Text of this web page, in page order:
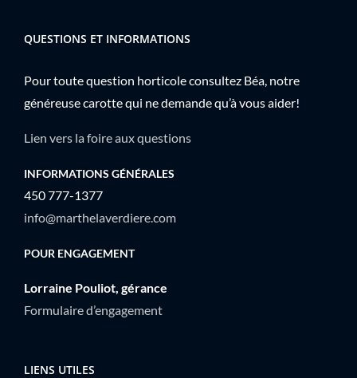
QUESTIONS ET INFORMATIONS
Pour toute question horticole consultez Béa, notre
généreuse carotte qui ne demande qu’à vous aider!
Lien vers la foire aux questions
INFORMATIONS GÉNÉRALES
450 777-1377
info@marthelaverdiere.com
POUR ENGAGEMENT
Lorraine Pouliot, gérance
Formulaire d’engagement
LIENS UTILES